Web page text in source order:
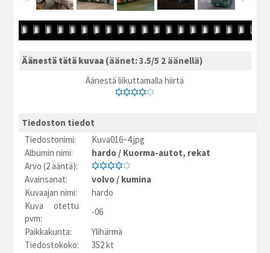
Äänestä tätä kuvaa (äänet: 3.5/5 2 äänellä)
Äänestä liikuttamalla hiirtä
Tiedoston tiedot
Tiedostonimi:
Kuva016~4.jpg
Albumin nimi:
hardo / Kuorma-autot, rekat
Arvo (2 ääntä):
Avainsanat:
volvo / kumina
Kuvaajan nimi:
hardo
Kuva otettu
pvm:
-06
Paikkakunta:
Ylihärmä
Tiedostokoko:
352 kt